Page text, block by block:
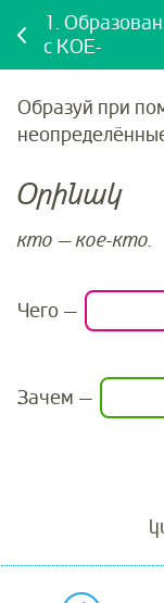
1.
c КОЕ-
Образуй при
Օրինակ
кто — кое-кто.
Чего —
Зачем —